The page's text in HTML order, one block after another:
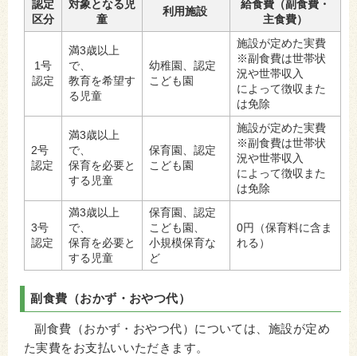
認定
区分
対象となる児
童
利用施設
給食費（副食費・
主食費）
1号
認定
満3歳以上
で、
教育を希望す
る児童
幼稚園、認定
こども園
施設が定めた実費
※副食費は世帯状
況や世帯収入
によって徴収また
は免除
2号
認定
満3歳以上
で、
保育を必要と
する児童
保育園、認定
こども園
施設が定めた実費
※副食費は世帯状
況や世帯収入
によって徴収また
は免除
3号
認定
満3歳以上
で、
保育を必要と
する児童
保育園、認定
こども園、
小規模保育な
ど
0円（保育料に含ま
れる）
副食費（おかず・おやつ代）
副食費（おかず・おやつ代）については、施設が定め
た実費をお支払いいただきます。